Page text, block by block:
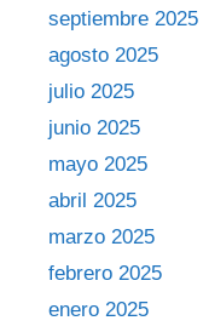
septiembre 2025
agosto 2025
julio 2025
junio 2025
mayo 2025
abril 2025
marzo 2025
febrero 2025
enero 2025